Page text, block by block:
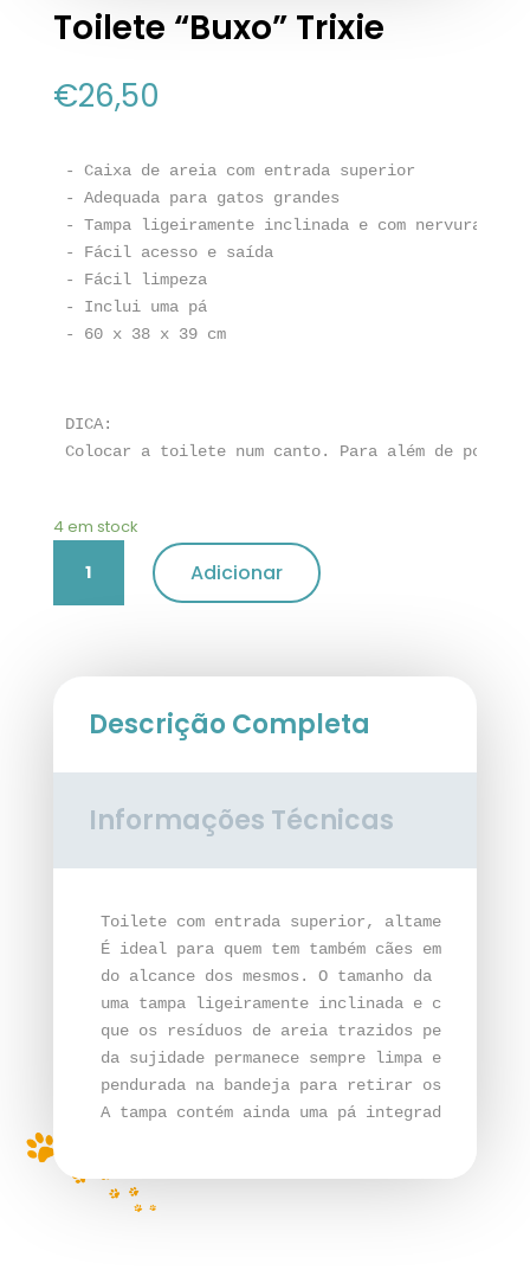
Toilete “Buxo” Trixie
€26,50
- Caixa de areia com entrada superior
- Adequada para gatos grandes
- Tampa ligeiramente inclinada e com nervuras
- Fácil acesso e saída
- Fácil limpeza
- Inclui uma pá
- 60 x 38 x 39 cm
DICA:
Colocar a toilete num canto. Para além de
4 em stock
Quantidade
Toilete
Adicionar
Descrição Completa
Informações Técnicas
Toilete com entrada superior, altamente
É ideal para quem tem também cães em casa
do alcance dos mesmos. O tamanho da
uma tampa ligeiramente inclinada e com
que os resíduos de areia trazidos pelas
da sujidade permanece sempre limpa e
pendurada na bandeja para retirar os
A tampa contém ainda uma pá integrada na